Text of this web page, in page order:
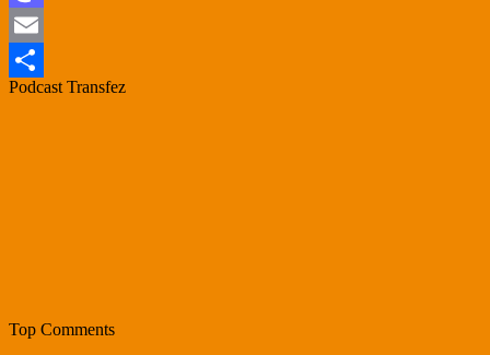
Mastodon
Email
Share
Podcast Transfez
Top Comments